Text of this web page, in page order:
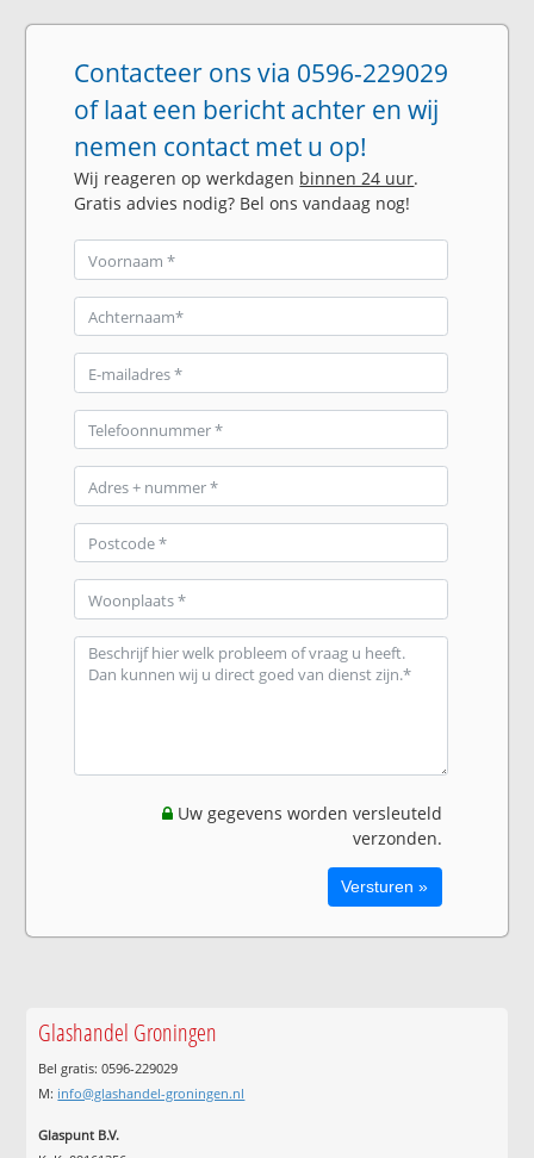
Contacteer ons via 0596-229029
of laat een bericht achter en wij
nemen contact met u op!
Wij reageren op werkdagen binnen 24 uur.
Gratis advies nodig? Bel ons vandaag nog!
Uw gegevens worden versleuteld
verzonden.
Glashandel Groningen
Bel gratis: 0596-229029
M: info@glashandel-groningen.nl
Glaspunt B.V.